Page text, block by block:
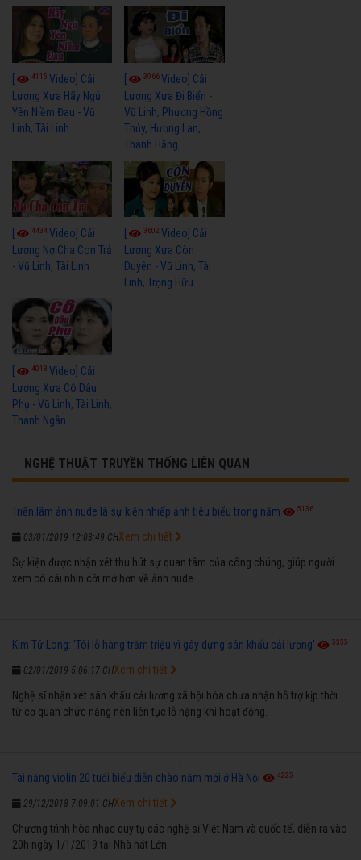
4115 Video] Cải
Lương Xưa Hãy Ngủ
Yên Niềm Đau - Vũ
Linh, Tài Linh
3966Video] Cải
Lương Xưa Đi Biển -
Vũ Linh, Phương Hồng
Thủy, Hương Lan,
Thanh Hằng
4434Video] Cải
Lương Nợ Cha Con Trả
- Vũ Linh, Tài Linh
3602Video] Cải
Lương Xưa Còn
Duyên - Vũ Linh, Tài
Linh, Trọng Hữu
[ 4018 Video] Cải
Lương Xưa Cô Dâu
Phụ - Vũ Linh, Tài Linh,
Thanh Ngân
NGHỆ THUẬT TRUYỀN THỐNG LIÊN QUAN
Triển lãm ảnh nude là sự kiện nhiếp ảnh tiêu biểu trong năm 5136
03/01/2019 12:03:49 CH
Sự kiện được nhận xét thu hút sự quan tâm của công chúng, giúp người
xem có cái nhìn cởi mở hơn về ảnh nude.
Xem chi tiết
Kim Tử Long: 'Tôi lỗ hàng trăm triệu vì gây dựng sân khấu cải lương' 5355
02/01/2019 5:06:17 CH
Nghệ sĩ nhận xét sân khấu cải lương xã hội hóa chưa nhận hỗ trợ kịp thời
từ cơ quan chức năng nên liên tục lỗ nặng khi hoạt động.
Xem chi tiết
Tài năng violin 20 tuổi biểu diễn chào năm mới ở Hà Nội 4225
29/12/2018 7:09:01 CH
Chương trình hòa nhạc quy tụ các nghệ sĩ Việt Nam và quốc tế, diễn ra vào
20h ngày 1/1/2019 tại Nhà hát Lớn.
Xem chi tiết